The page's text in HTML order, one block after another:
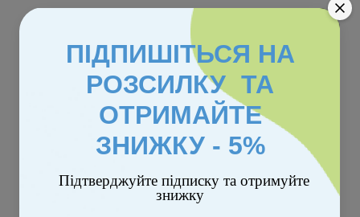
ПІДПИШІТЬСЯ НА
РОЗСИЛКУ ТА
ОТРИМАЙТЕ
ЗНИЖКУ - 5%
Підтверджуйте підписку та отримуйте
знижку